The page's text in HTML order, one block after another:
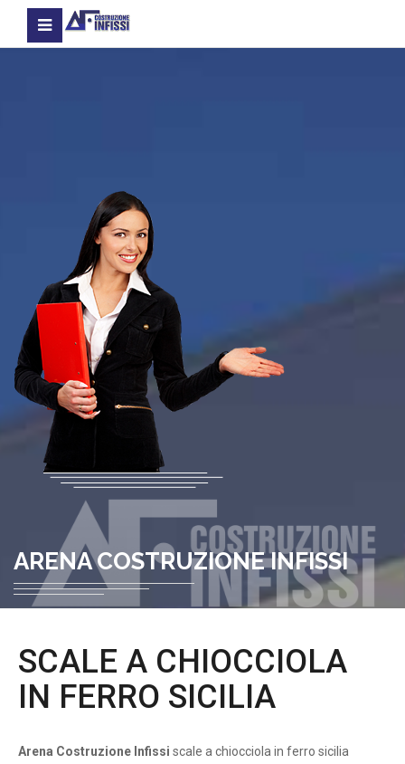
ARENA COSTRUZIONE INFISSI
SCALE A CHIOCCIOLA
IN FERRO SICILIA
Arena Costruzione Infissi scale a chiocciola in ferro sicilia